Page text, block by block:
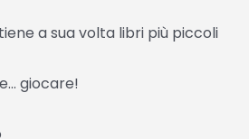
a sua volta libri più piccoli
giocare!